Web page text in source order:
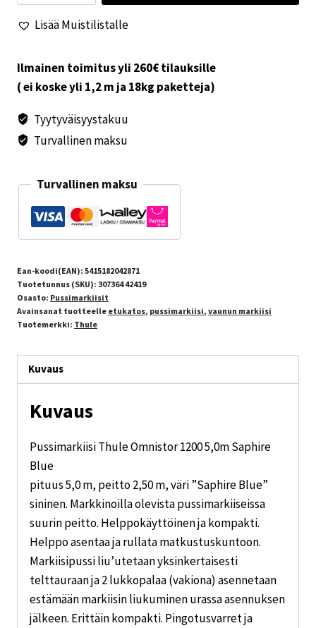
Omnistor
1200
Saphire
Blue
Lisää Muistilistalle
Ilmainen toimitus yli 260€ tilauksille
( ei koske yli 1,2 m ja 18kg paketteja)
Tyytyväisyystakuu
Turvallinen maksu
Turvallinen maksu
Ean-koodi(EAN): 5415182042871
Tuotetunnus (SKU): 307364 42419
Osasto: Pussimarkiisit
Avainsanat tuotteelle etukatos, pussimarkiisi, vaunun markiisi
Tuotemerkki: Thule
Kuvaus
Kuvaus
Pussimarkiisi Thule Omnistor 1200 5,0m Saphire
Blue
pituus 5,0 m, peitto 2,50 m, väri ”Saphire Blue”
sininen. Markkinoilla olevista pussimarkiiseissa
suurin peitto. Helppokäyttöinen ja kompakti.
Helppo asentaa ja rullata matkustuskuntoon.
Markiisipussi liu’utetaan yksinkertaisesti
telttauraan ja 2 lukkopalaa (vakiona) asennetaan
estämään markiisin liukuminen urassa asennuksen
jälkeen. Erittäin kompakti. Pingotusvarret ja